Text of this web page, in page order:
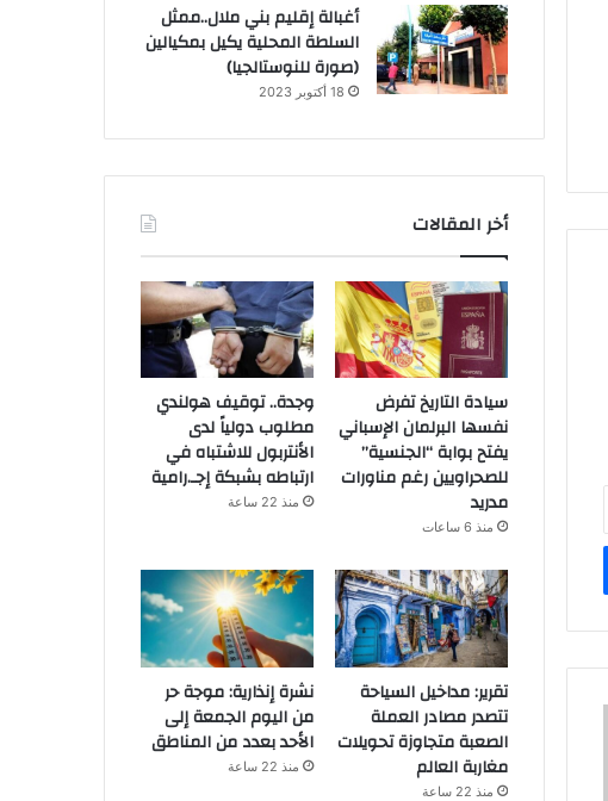
أغبالة إقليم بني ملال..ممثل
السلطة المحلية يكيل بمكيالين
(صورة للنوستالجيا)
18 أكتوبر 2023
أخر المقالات
سيادة التاريخ تفرض
نفسها البرلمان الإسباني
يفتح بوابة “الجنسية”
للصحراويين رغم مناورات
مدريد
منذ 6 ساعات
وجدة.. توقيف هولندي
مطلوب دولياً لدى
الأنتربول للاشتباه في
ارتباطه بشبكة إجـ.رامية
منذ 22 ساعة
تقرير: مداخيل السياحة
تتصدر مصادر العملة
الصعبة متجاوزة تحويلات
مغاربة العالم
منذ 22 ساعة
نشرة إنذارية: موجة حر
من اليوم الجمعة إلى
الأحد بعدد من المناطق
منذ 22 ساعة